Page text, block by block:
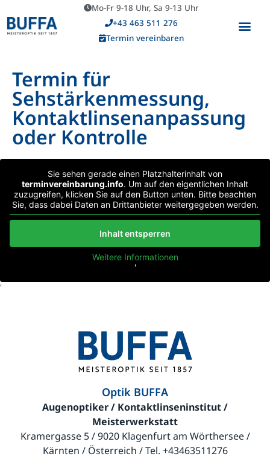
Mo-Fr 9-18 Uhr, Sa 9-13 Uhr
+43 463 511 276
Termin vereinbaren
Termin für
Sehstärkenmessung,
Kontaktlinsen­anpassung
oder Kontrolle
Sie sehen gerade einen Platzhalterinhalt von
terminvereinbarung.info. Um auf den eigentlichen Inhalt
zuzugreifen, klicken Sie auf den Button unten. Bitte beachten
Sie, dass dabei Daten an Drittanbieter weitergegeben werden.
Inhalt entsperren
Weitere Informationen
'
'
Optik BUFFA
Augenoptiker / Kontaktlinseninstitut /
Meisterwerkstatt
Kramergasse 5 / 9020 Klagenfurt am Wörthersee /
Kärnten / Österreich / Tel. +43463511276